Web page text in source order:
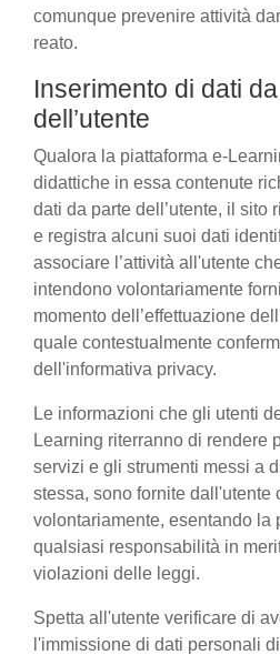
comunque prevenire attività
reato.
Inserimento di dati
dell’utente
Qualora la piattaforma e-
didattiche in essa contenute
dati da parte dell’utente, il sito
e registra alcuni suoi dati
associare l’attività all'utente
intendono volontariamente
momento dell’effettuazione
quale contestualmente
dell'informativa privacy.
Le informazioni che gli utenti
Learning riterranno di rendere
servizi e gli strumenti messi a
stessa, sono fornite dall'utente
volontariamente, esentando la
qualsiasi responsabilità in
violazioni delle leggi.
Spetta all'utente verificare di
l'immissione di dati personali